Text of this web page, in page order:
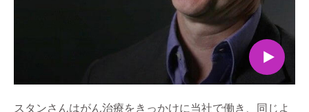
スタンさんはがん治療をきっかけに当社で働き、同じよ